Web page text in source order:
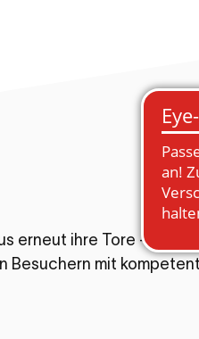
erneut ihre Tore – und
Besuchern mit